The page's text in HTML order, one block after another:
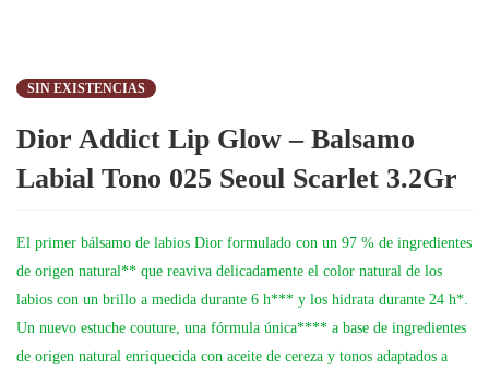
SIN EXISTENCIAS
Dior Addict Lip Glow – Balsamo
Labial Tono 025 Seoul Scarlet 3.2Gr
El primer bálsamo de labios Dior formulado con un 97 % de ingredientes
de origen natural** que reaviva delicadamente el color natural de los
labios con un brillo a medida durante 6 h*** y los hidrata durante 24 h*.
Un nuevo estuche couture, una fórmula única**** a base de ingredientes
de origen natural enriquecida con aceite de cereza y tonos adaptados a